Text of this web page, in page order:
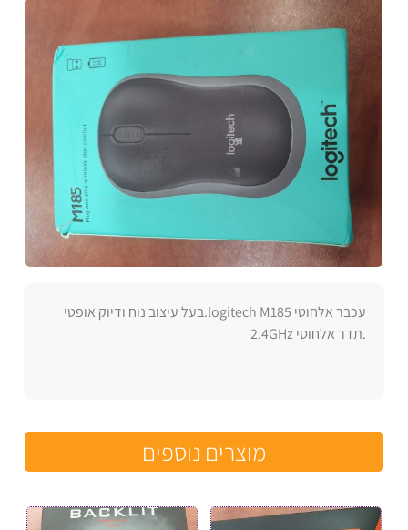
עכבר אלחוטי logitech M185.בעל עיצוב נוח ודיוק אופטי
.תדר אלחוטי 2.4GHz
מוצרים נוספים